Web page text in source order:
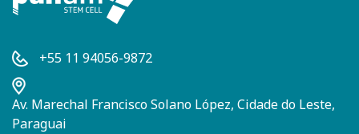
+55 11 94056-9872
Av. Marechal Francisco Solano López, Cidade do Leste,
Paraguai